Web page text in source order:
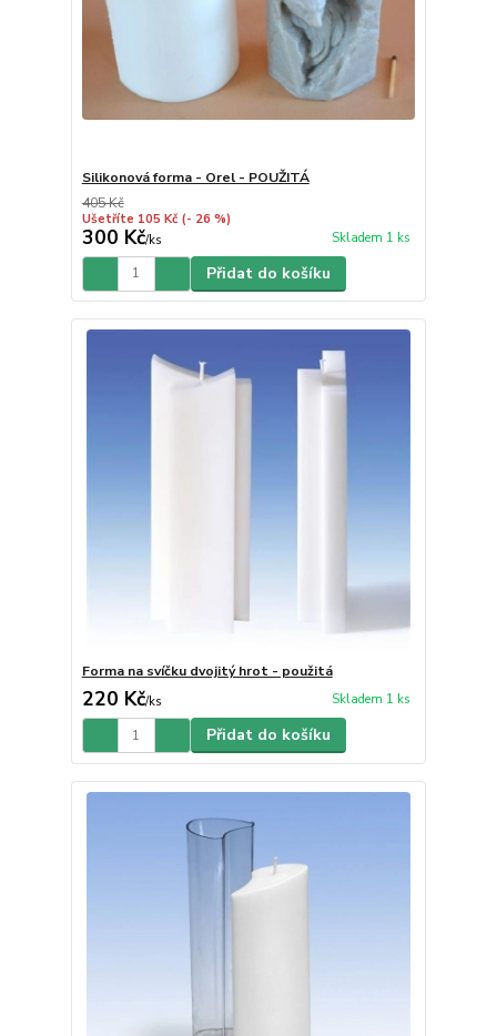
Silikonová forma - Orel - POUŽITÁ
405 Kč
Ušetříte 105 Kč (- 26 %)
300 Kč/ks Skladem 1 ks
Přidat do košíku
Forma na svíčku dvojitý hrot - použitá
220 Kč/ks Skladem 1 ks
Přidat do košíku